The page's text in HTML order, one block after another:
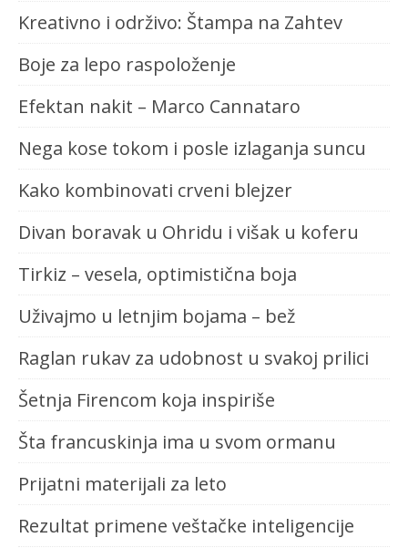
Kreativno i održivo: Štampa na Zahtev
Boje za lepo raspoloženje
Efektan nakit – Marco Cannataro
Nega kose tokom i posle izlaganja suncu
Kako kombinovati crveni blejzer
Divan boravak u Ohridu i višak u koferu
Tirkiz – vesela, optimistična boja
Uživajmo u letnjim bojama – bež
Raglan rukav za udobnost u svakoj prilici
Šetnja Firencom koja inspiriše
Šta francuskinja ima u svom ormanu
Prijatni materijali za leto
Rezultat primene veštačke inteligencije